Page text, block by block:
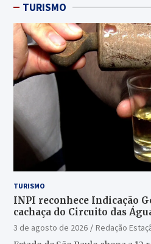
TURISMO
TURISMO
INPI reconhece Indicação
cachaça do Circuito das
3 de agosto de 2026
Redação